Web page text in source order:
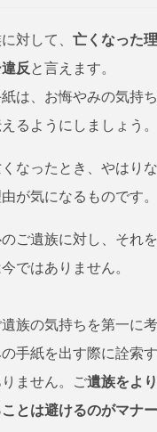
対して、 亡くなった
反 と言えます。
は、お悔やみの気持
るようにしましょう。
なったとき、やはり
が気になるものです。
ご遺族に対し、それ
ではありません。
族の気持ちを第一に
手紙を出す際に詮索
ません。ご遺族をよ
とは避けるのがマナー